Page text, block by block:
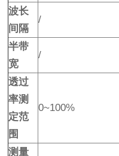
波长
间隔
/
半带
宽
/
透过
率测
定范
围
0~100%
测量